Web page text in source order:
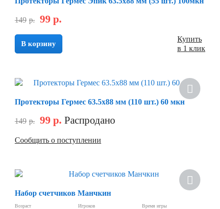
149 р. 99 р.
В корзину
Купить
в 1 клик
Протекторы Гермес 63.5х88 мм (110 шт.) 60 мкн
149 р. 99 р. Распродано
Сообщить о поступлении
Набор счетчиков Манчкин
Возраст
Игроков
Время игры